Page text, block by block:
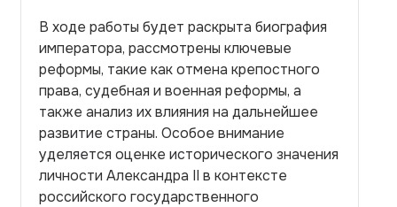
В ходе работы будет раскрыта биография
императора, рассмотрены ключевые
реформы, такие как отмена крепостного
права, судебная и военная реформы, а
также анализ их влияния на дальнейшее
развитие страны. Особое внимание
уделяется оценке исторического значения
личности Александра II в контексте
российского государственного